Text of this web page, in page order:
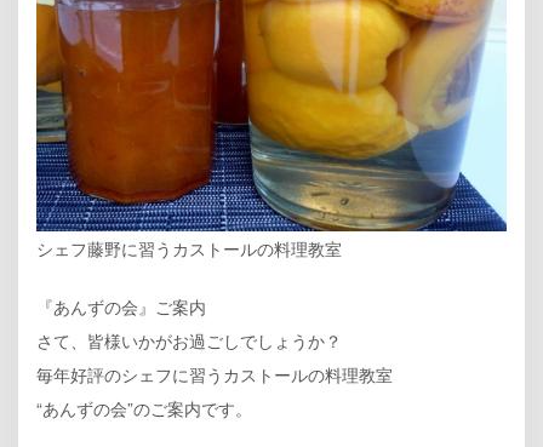
シェフ藤野に習うカストールの料理教室
『あんずの会』ご案内
さて、皆様いかがお過ごしでしょうか？
毎年好評のシェフに習うカストールの料理教室
“あんずの会”のご案内です。